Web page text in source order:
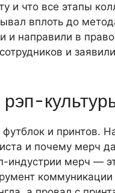
и что все этапы
вплоть до
и направили в
и
и принтов.
и почему мерч
мерч —